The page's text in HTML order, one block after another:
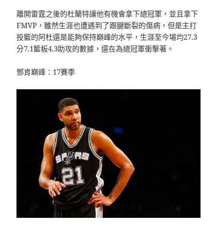
離開雷霆之後的杜蘭特讓他有機會拿下總冠軍，並且拿下
FMVP，雖然生涯也遭遇到了跟腱斷裂的傷病，但是主打
投籃的阿杜還是能夠保持巔峰的水平，生涯至今場均27.3
分7.1籃板4.3助攻的數據，還在為總冠軍衝擊著。
鄧肯巔峰：17賽季